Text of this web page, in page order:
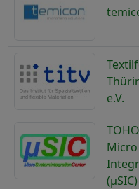
e.V.
(μSIC)